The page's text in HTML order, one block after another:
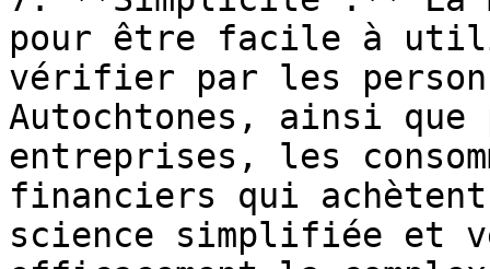
pour être facile à
vérifier par les
Autochtones, ainsi
entreprises, les
financiers qui
science simplifiée et